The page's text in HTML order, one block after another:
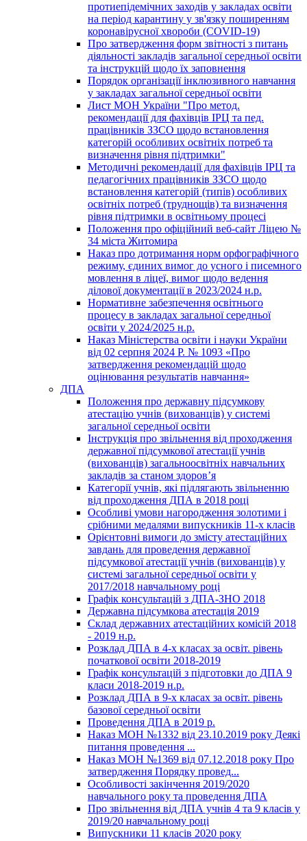
протиепідемічних заходів у закладах освіти
на період карантину у зв'язку поширенням
коронавірусної хвороби (COVID-19)
Про затвердження форм звітності з питань
діяльності закладів загальної середньої освіти
та інструкцій щодо їх заповнення
Порядок організації інклюзивного навчання
у закладах загальної середньої освіти
Лист МОН України "Про метод.
рекомендації для фахівців ІРЦ та пед.
працівників ЗЗСО щодо встановлення
категорій особливих освітніх потреб та
визначення рівня підтримки"
Методичні рекомендації для фахівців ІРЦ та
педагогічних працівників ЗЗСО щодо
встановлення категорій (типів) особливих
освітніх потреб (труднощів) та визначення
рівня підтримки в освітньому процесі
Положення про офіційний веб-сайт Ліцею №
34 міста Житомира
Наказ про дотримання норм орфографічного
режиму, єдиних вимог до усного і писемного
мовлення в ліцеї, вимог щодо ведення
ділової документації в 2023/2024 н.р.
Нормативне забезпечення освітнього
процесу в закладах загальної середньої
освіти у 2024/2025 н.р.
Наказ Міністерства освіти і науки України
від 02 серпня 2024 Р. № 1093 «Про
затвердження рекомендацій щодо
оцінювання результатів навчання»
ДПА
Положення про державну підсумкову
атестацію учнів (вихованців) у системі
загальної середньої освіти
Інструкція про звільнення від проходження
державної підсумкової атестації учнів
(вихованців) загальноосвітніх навчальних
закладів за станом здоров’я
Категорії учнів, які підлягають звільненню
від проходження ДПА в 2018 році
Особливі умови нагородження золотими і
срібними медалями випускників 11-х класів
Орієнтовні вимоги до змісту атестаційних
завдань для проведення державної
підсумкової атестації учнів (вихованців) у
системі загальної середньої освіти у
2017/2018 навчальному році
Графік консультацій з ДПА-ЗНО 2018
Державна підсумкова атестація 2019
Склад державних атестаційних комісій 2018
- 2019 н.р.
Розклад ДПА в 4-х класах за освіт. рівень
початкової освіти 2018-2019
Графік консультацій з підготовки до ДПА 9
класи 2018-2019 н.р.
Розклад ДПА в 9-х класах за освіт. рівень
базової середньої освіти
Проведення ДПА в 2019 р.
Наказ МОН №1332 від 23.10.2019 року Деякі
питання проведення ...
Наказ МОН №1369 від 07.12.2018 року Про
затвердження Порядку провед...
Особливості закінчення 2019/2020
навчального року та проведення ДПА
Про звільнення від ДПА учнів 4 та 9 класів у
2019/20 навчальному році
Випускники 11 класів 2020 року